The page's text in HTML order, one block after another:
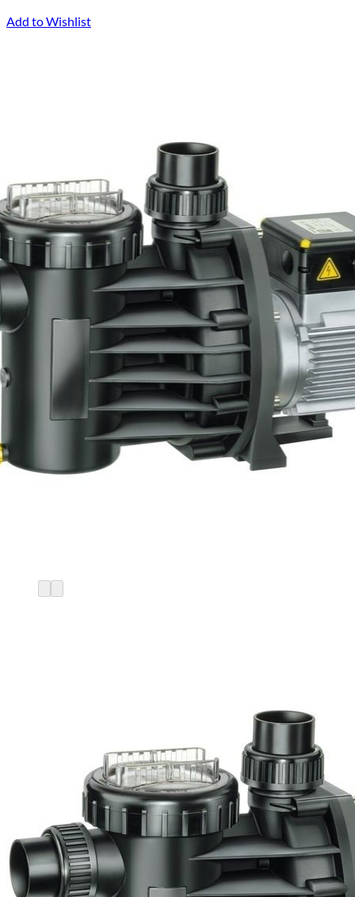
Add to Wishlist
4 Leistung 180W / 230V / 4
Enthält 19% MwSt.